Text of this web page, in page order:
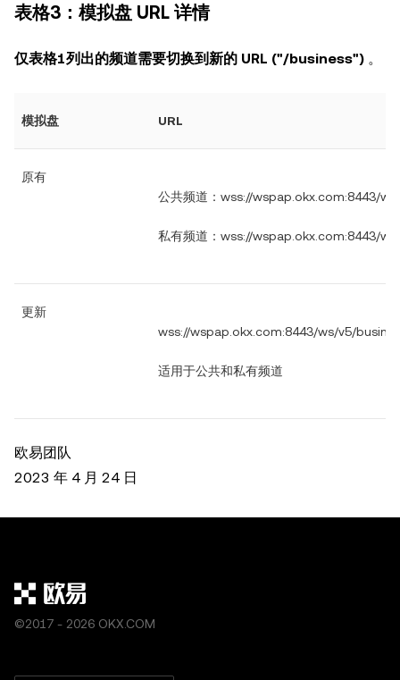
表格3：模拟盘 URL 详情
仅表格1列出的频道需要切换到新的 URL ("/business") 。
模拟盘 URL
原有
公共频道：wss://wspap.okx.com:8443/
私有频道：wss://wspap.okx.com:8443/
更新
wss://wspap.okx.com:8443/ws/v5/
适用于公共和私有频道
欧易团队
2023 年 4 月 24 日
©2017 - 2026 OKX.COM